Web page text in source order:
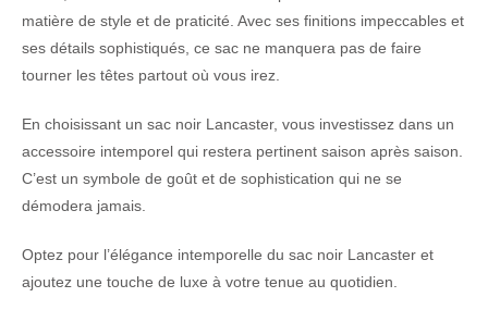
matière de style et de praticité. Avec ses finitions impeccables et
ses détails sophistiqués, ce sac ne manquera pas de faire
tourner les têtes partout où vous irez.
En choisissant un sac noir Lancaster, vous investissez dans un
accessoire intemporel qui restera pertinent saison après saison.
C’est un symbole de goût et de sophistication qui ne se
démodera jamais.
Optez pour l’élégance intemporelle du sac noir Lancaster et
ajoutez une touche de luxe à votre tenue au quotidien.